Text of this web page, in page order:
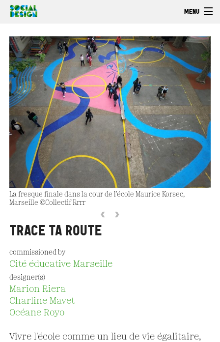
Skip to main content
MENU
EXPLORE
ACT
Browse
La fresque finale dans la cour de l'école Maurice Korsec,
Marseille ©Collectif Rrrr
‹ ›
TRACE TA ROUTE
commissioned by
Cité éducative Marseille
designer(s)
Marion Riera
Charline Mavet
Océane Royo
Vivre l'école comme un lieu de vie égalitaire,